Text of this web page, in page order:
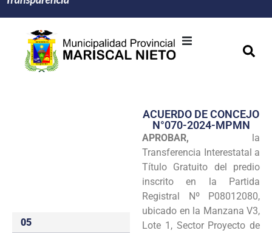
Transparencia
Seguridad
Programas
Intranet
05
ACUERDO DE CONCEJO
N°070-2024-MPMN
APROBAR, la
Transferencia Interestatal a
Título Gratuito del predio
inscrito en la Partida
Registral Nº P08012080,
ubicado en la Manzana V3,
Lote 1, Sector Proyecto de